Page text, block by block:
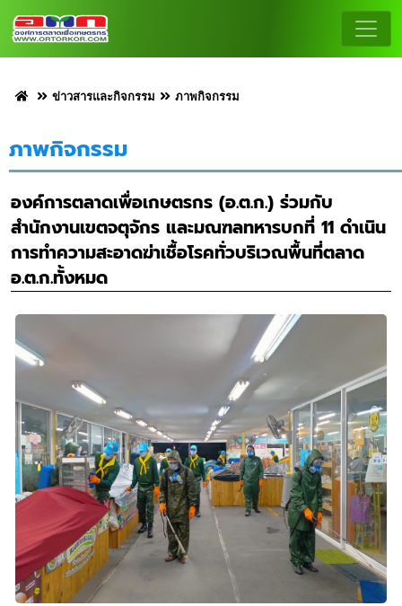
ข่าวสารและกิจกรรม ภาพกิจกรรม
ภาพกิจกรรม
องค์การตลาดเพื่อเกษตรกร (อ.ต.ก.) ร่วมกับ
สำนักงานเขตจตุจักร และมณฑลทหารบกที่ 11 ดำเนิน
การทำความสะอาดฆ่าเชื้อโรคทั่วบริเวณพื้นที่ตลาด
อ.ต.ก.ทั้งหมด